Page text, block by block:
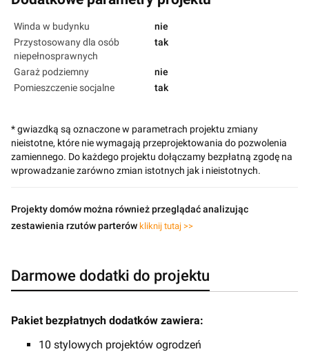
Winda w budynku
nie
Przystosowany dla osób
niepełnosprawnych
tak
Garaż podziemny
nie
Pomieszczenie socjalne
tak
* gwiazdką są oznaczone w parametrach projektu zmiany
nieistotne, które nie wymagają przeprojektowania do pozwolenia
zamiennego. Do każdego projektu dołączamy bezpłatną zgodę na
wprowadzanie zarówno zmian istotnych jak i nieistotnych.
Projekty domów można również przeglądać analizując
zestawienia rzutów parterów kliknij tutaj >>
Darmowe dodatki do projektu
Pakiet bezpłatnych dodatków zawiera:
10 stylowych projektów ogrodzeń